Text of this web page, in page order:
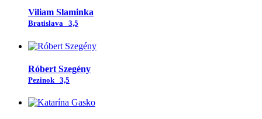
Viliam Slaminka
Bratislava 3,5
Róbert Szegény
Pezinok 3,5